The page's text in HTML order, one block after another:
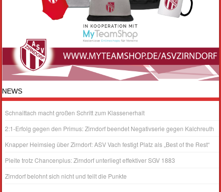
NEWS
Schnaittach macht großen Schritt zum Klassenerhalt
2:1-Erfolg gegen den Primus: Zirndorf beendet Negativserie gegen Kalchreuth
Knapper Heimsieg über Zirndorf: ASV Vach festigt Platz als „Best of the Rest“
Pleite trotz Chancenplus: Zirndorf unterliegt effektiver SGV 1883
Zirndorf belohnt sich nicht und teilt die Punkte